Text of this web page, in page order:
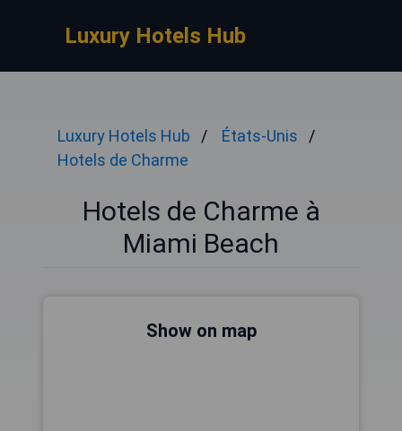
Luxury Hotels Hub
Luxury Hotels Hub
États-Unis
Hotels de Charme
Hotels de Charme à
Miami Beach
Show on map